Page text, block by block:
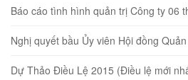
Báo cáo tình hình quản trị Công ty 06
Nghị quyết bầu Ủy viên Hội đồng
Dự Thảo Điều Lệ 2015 (Điều lệ mới